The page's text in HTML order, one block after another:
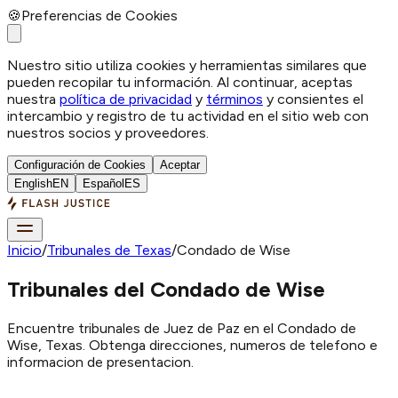
🍪Preferencias de Cookies
Nuestro sitio utiliza cookies y herramientas similares que
pueden recopilar tu información. Al continuar, aceptas
nuestra política de privacidad y términos y consientes el
intercambio y registro de tu actividad en el sitio web con
nuestros socios y proveedores.
Configuración de Cookies
Aceptar
EnglishEN Español ES
Inicio/Tribunales de Texas/Condado de Wise
Tribunales del Condado de Wise
Encuentre tribunales de Juez de Paz en el Condado de
Wise, Texas. Obtenga direcciones, numeros de telefono e
informacion de presentacion.